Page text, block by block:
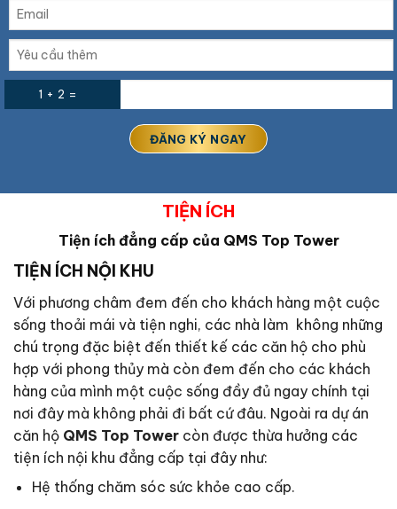
1 + 2 =
TIỆN ÍCH
Tiện ích đẳng cấp của QMS Top Tower
TIỆN ÍCH NỘI KHU
Với phương châm đem đến cho khách hàng một cuộc
sống thoải mái và tiện nghi, các nhà làm không những
chú trọng đặc biệt đến thiết kế các căn hộ cho phù
hợp với phong thủy mà còn đem đến cho các khách
hàng của mình một cuộc sống đầy đủ ngay chính tại
nơi đây mà không phải đi bất cứ đâu. Ngoài ra dự án
căn hộ QMS Top Tower còn được thừa hưởng các
tiện ích nội khu đẳng cấp tại đây như:
Hệ thống chăm sóc sức khỏe cao cấp.